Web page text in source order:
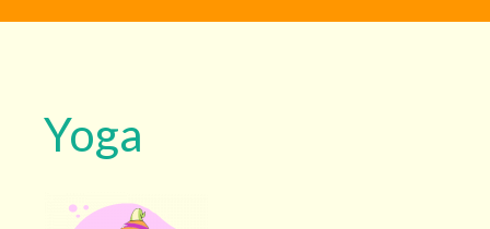
Yoga